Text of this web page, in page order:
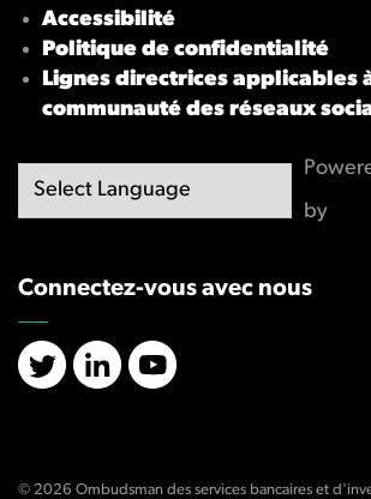
Accessibilité
Politique de confidentialité
Lignes directrices applicables
communauté des réseaux
by
Connectez-vous avec nous
X/TwitterLinkedInYouTube
© 2026 Ombudsman des services bancaires et